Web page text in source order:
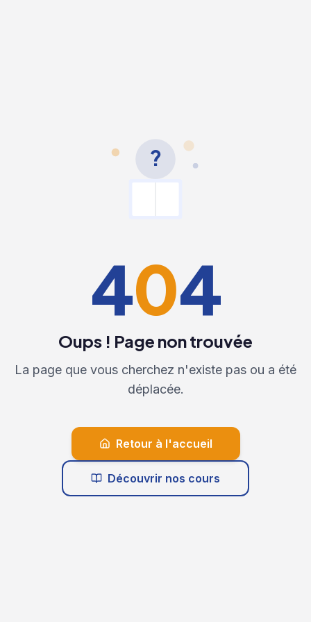
?
404
Oups ! Page non trouvée
La page que vous cherchez n'existe pas ou a été
déplacée.
Retour à l'accueil
Découvrir nos cours